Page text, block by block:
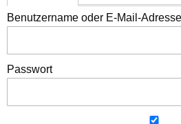
Benutzername oder E-Mail-Adresse
Passwort